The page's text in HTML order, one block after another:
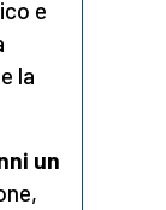
e
la
un